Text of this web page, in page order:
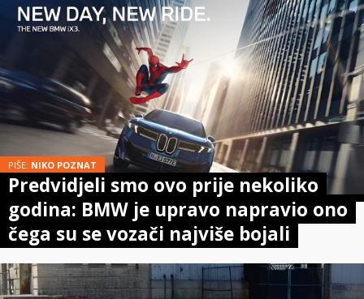
PIŠE: NIKO POZNAT
Predvidjeli smo ovo prije nekoliko
godina: BMW je upravo napravio ono
čega su se vozači najviše bojali